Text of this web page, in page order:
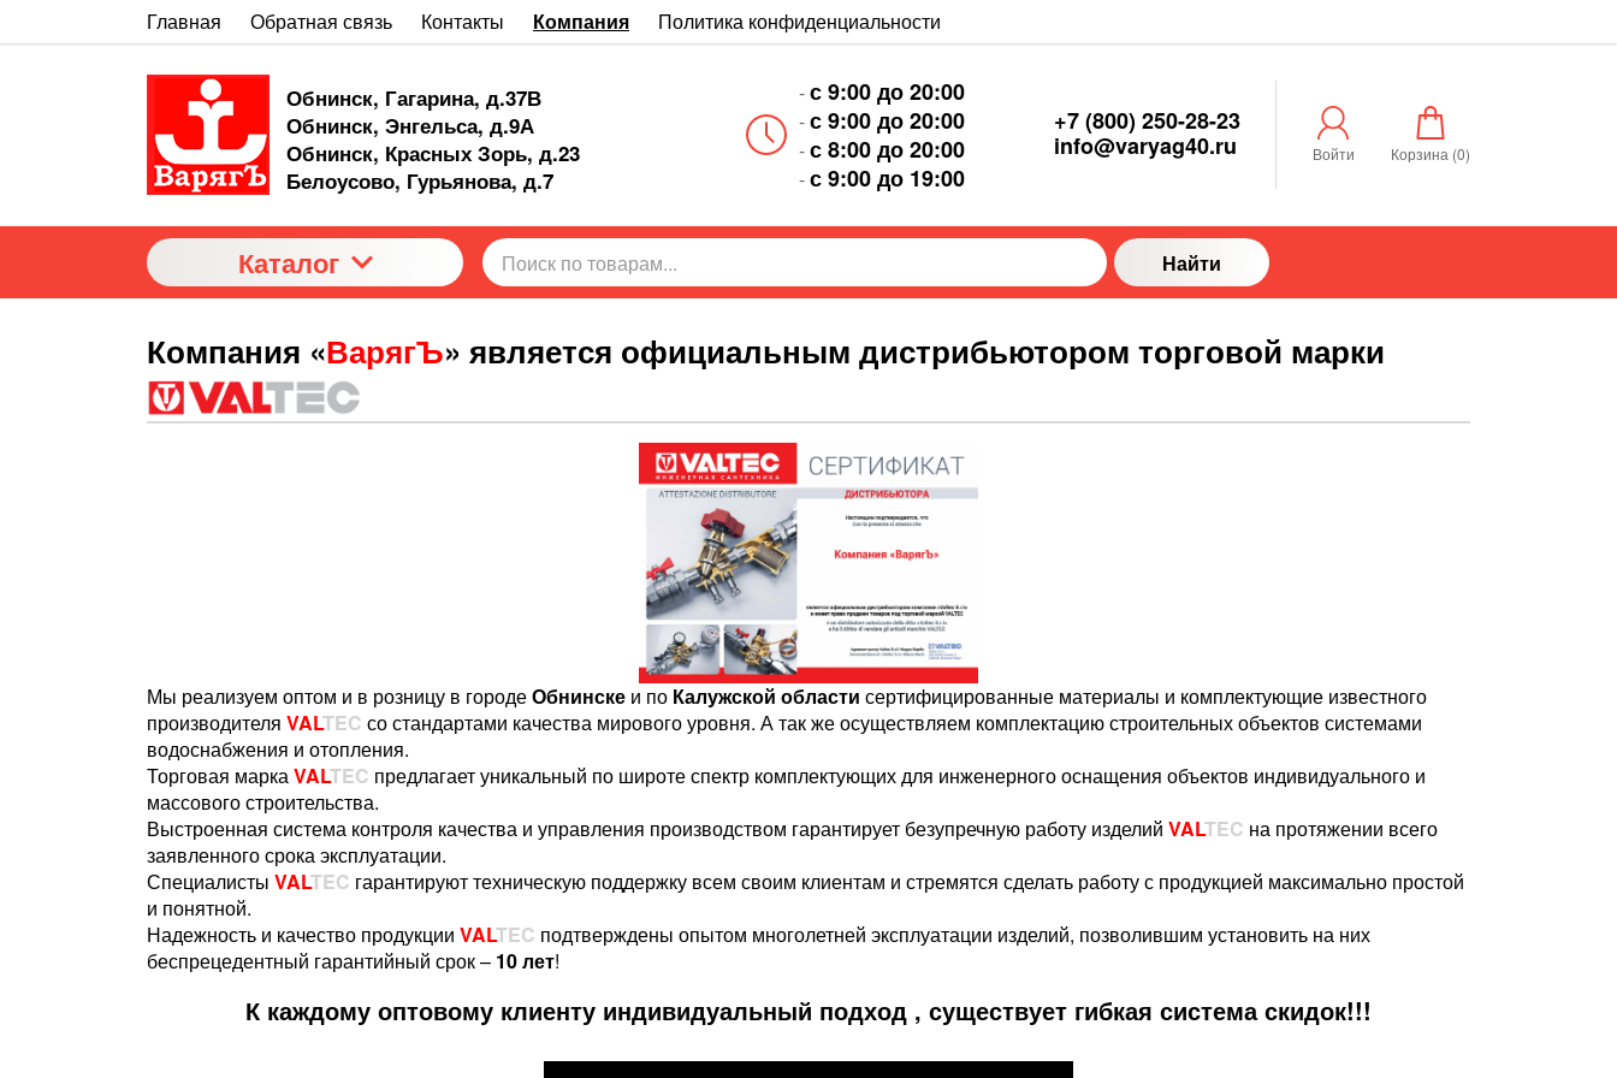
Главная Обратная связь Контакты Компания Политика конфиденциальности
Обнинск, Гагарина, д.37В
Обнинск, Энгельса, д.9А
Обнинск, Красных Зорь, д.23
Белоусово, Гурьянова, д.7
-с 9:00 до 20:00
-с 9:00 до 20:00
-с 8:00 до 20:00
-с 9:00 до 19:00
+7 (800) 250-28-23
info@varyag40.ru
Войти Корзина (0)
Каталог Найти
Компания «ВарягЪ» является официальным дистрибьютором торговой марки
Мы реализуем оптом и в розницу в городеОбнинске и по Калужской области сертифицированные материалы и комплектующие известного
производителя VALTEC со стандартами качества мирового уровня. А так же осуществляем комплектацию строительных объектов системами
водоснабжения и отопления.
Торговая маркаVALTEC предлагает уникальный по широте спектр комплектующих для инженерного оснащения объектов индивидуального и
массового строительства.
Выстроенная система контроля качества и управления производством гарантирует безупречную работу изделий VALTEC на протяжении всего
заявленного срока эксплуатации.
Специалисты VALTEC гарантируют техническую поддержку всем своим клиентам и стремятся сделать работу с продукцией максимально простой
и понятной.
Надежность и качество продукции VALTEC подтверждены опытом многолетней эксплуатации изделий, позволившим установить на них
беспрецедентный гарантийный срок – 10 лет!
К каждому оптовому клиенту индивидуальный подход , существует гибкая система скидок!!!